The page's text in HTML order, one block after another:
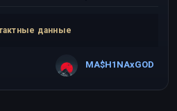
данные
MA$H1NAxGOD